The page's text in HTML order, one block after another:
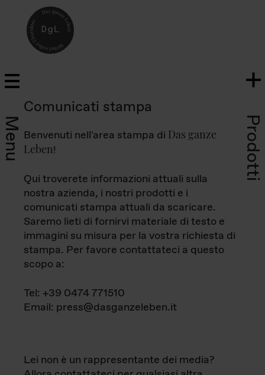
Menu Prodotti
Comunicati stampa
Benvenuti nell'area stampa di Das ganze
Leben!
Qui troverete informazioni attuali sulla
nostra azienda, i nostri prodotti e i
comunicati stampa attuali da scaricare.
Saremo lieti di fornirvi materiale di testo e
immagini su misura per la vostra richiesta di
stampa. Per favore contattateci a questo
scopo a:
Tel: +39 0474 771510
Email: press@dasganzeleben.it
Lei non è un rappresentante dei media?